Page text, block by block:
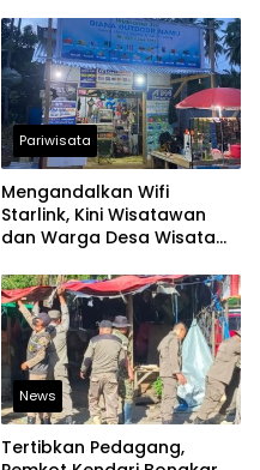
Pariwisata
Mengandalkan Wifi
Starlink, Kini Wisatawan
dan Warga Desa Wisata
Mengakses Transaksi
Digital
News
Tertibkan Pedagang,